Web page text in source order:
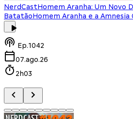
NerdCastHomem Aranha: Um Novo
BatatãoHomem Aranha e a Amnesia
Ep.1042
07.ago.26
2h03